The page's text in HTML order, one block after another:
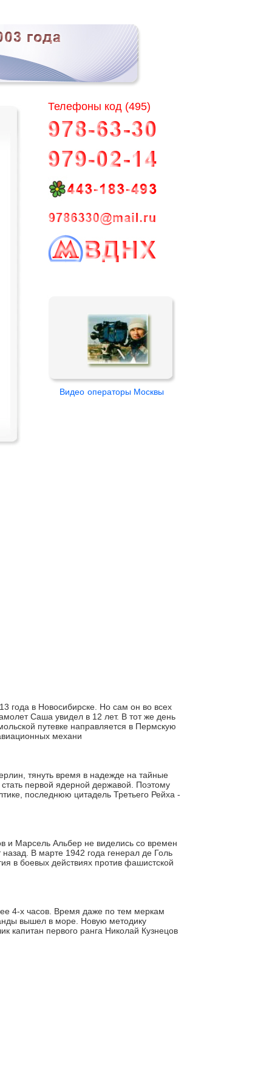
Телефоны код (495)
Видео операторы Москвы
года в Новосибирске. Но сам он во всех
Саша увидел в 12 лет. В тот же день
путевке направляется в Пермскую
механи
тянуть время в надежде на тайные
первой ядерной державой. Поэтому
последнюю цитадель Третьего Рейха -
и Марсель Альбер не виделись со времен
В марте 1942 года генерал де Голь
в боевых действиях против фашистской
4-х часов. Время даже по тем меркам
вышел в море. Новую методику
капитан первого ранга Николай Кузнецов